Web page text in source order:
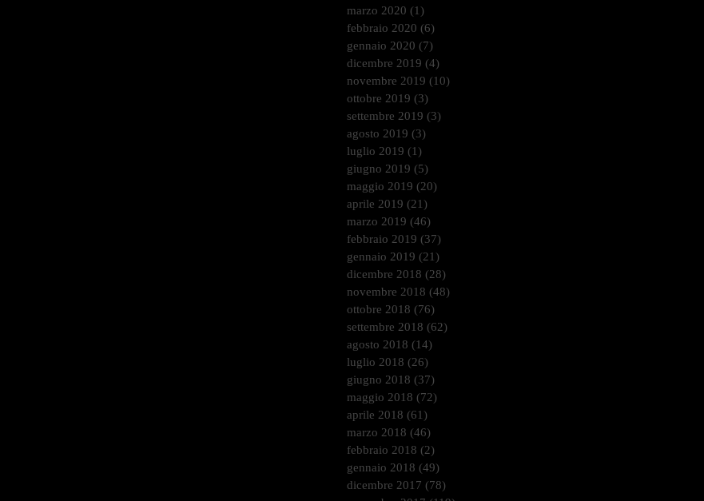
marzo 2020 (1)
febbraio 2020 (6)
gennaio 2020 (7)
dicembre 2019 (4)
novembre 2019 (10)
ottobre 2019 (3)
settembre 2019 (3)
agosto 2019 (3)
luglio 2019 (1)
giugno 2019 (5)
maggio 2019 (20)
aprile 2019 (21)
marzo 2019 (46)
febbraio 2019 (37)
gennaio 2019 (21)
dicembre 2018 (28)
novembre 2018 (48)
ottobre 2018 (76)
settembre 2018 (62)
agosto 2018 (14)
luglio 2018 (26)
giugno 2018 (37)
maggio 2018 (72)
aprile 2018 (61)
marzo 2018 (46)
febbraio 2018 (2)
gennaio 2018 (49)
dicembre 2017 (78)